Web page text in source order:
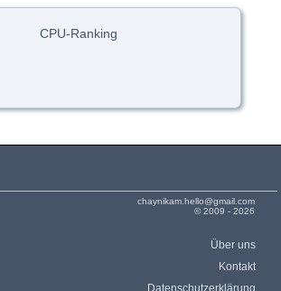
CPU-Ranking
chaynikam.hello@gmail.com
© 2009 - 2026
Über uns
Kontakt
Datenschutzerklärung